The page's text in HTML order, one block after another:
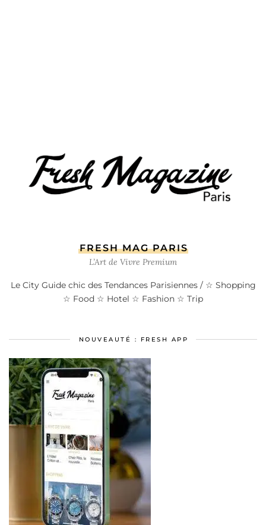
FRESH MAG PARIS
L’Art de Vivre Premium
Le City Guide chic des Tendances Parisiennes / ☆ Shopping
☆ Food ☆ Hotel ☆ Fashion ☆ Trip
NOUVEAUTÉ : FRESH APP